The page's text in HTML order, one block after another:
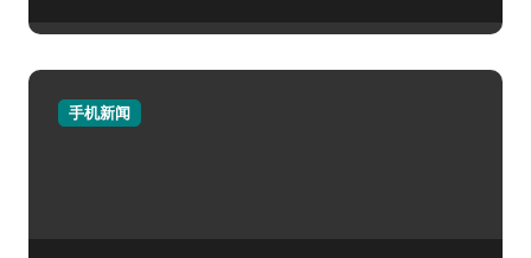
手机新闻